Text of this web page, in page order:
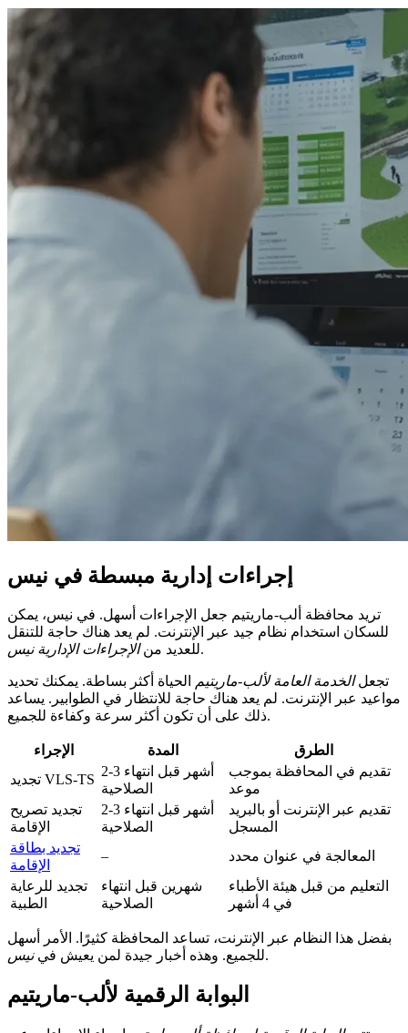
إجراءات إدارية مبسطة في نيس
تريد محافظة ألب-ماريتيم جعل الإجراءات أسهل. في نيس، يمكن
للسكان استخدام نظام جيد عبر الإنترنت. لم يعد هناك حاجة للتنقل
للعديد منالإجراءات الإدارية نيس .
تجعلالخدمة العامة لألب-ماريتيم الحياة أكثر بساطة. يمكنك تحديد
مواعيد عبر الإنترنت. لم يعد هناك حاجة للانتظار في الطوابير. يساعد
ذلك على أن تكون أكثر سرعة وكفاءة للجميع.
الإجراء المدة
الطرق
تجديد VLS-TS
2-3 أشهر قبل انتهاء
الصلاحية
تقديم في المحافظة بموجب
موعد
تجديد تصريح
الإقامة
2-3 أشهر قبل انتهاء
الصلاحية
تقديم عبر الإنترنت أو بالبريد
المسجل
تجديد بطاقة
الإقامة
–
المعالجة في عنوان محدد
تجديد للرعاية
الطبية
شهرين قبل انتهاء
الصلاحية
التعليم من قبل هيئة الأطباء
في 4 أشهر
بفضل هذا النظام عبر الإنترنت، تساعد المحافظة كثيرًا. الأمر أسهل
للجميع. وهذه أخبار جيدة لمن يعيش فينيس .
البوابة الرقمية لألب-ماريتيم